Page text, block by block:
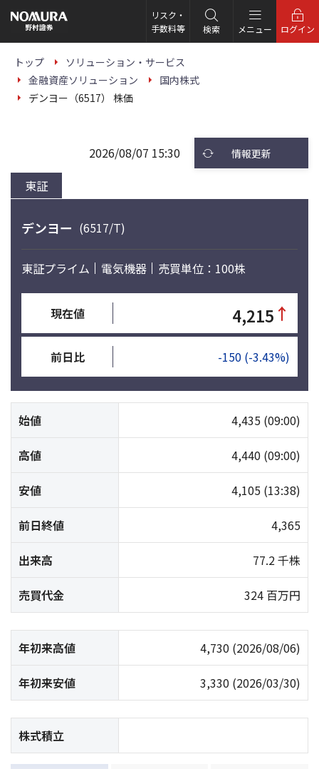
の
ー
リスク・
手数料等
検索 メニュー ログイン
トップ
ソリューション・サービス
金融資産ソリューション
国内株式
デンヨー（6517） 株価
東証
2026/08/07 15:30 情報更新
デンヨー (6517/T)
東証プライム 電気機器 売買単位：100株
現在値 4,215 ↑
前日比 -150 (-3.43%)
始値 4,435 (09:00)
高値 4,440 (09:00)
安値 4,105 (13:38)
前日終値 4,365
出来高 77.2 千株
売買代金 324 百万円
年初来高値 4,730 (2026/08/06)
年初来安値 3,330 (2026/03/30)
株式積立